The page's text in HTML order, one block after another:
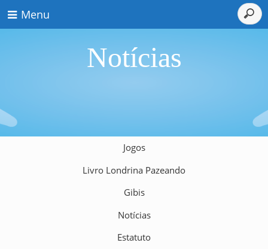
Menu
Notícias
Jogos
Livro Londrina Pazeando
Gibis
Notícias
Estatuto